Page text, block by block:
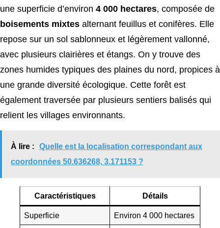
une superficie d’environ 4 000 hectares, composée de
boisements mixtes alternant feuillus et conifères. Elle
repose sur un sol sablonneux et légèrement vallonné,
avec plusieurs clairières et étangs. On y trouve des
zones humides typiques des plaines du nord, propices à
une grande diversité écologique. Cette forêt est
également traversée par plusieurs sentiers balisés qui
relient les villages environnants.
À lire :
Quelle est la localisation correspondant aux
coordonnées 50.636268, 3.171153 ?
Caractéristiques Détails
Superficie Environ 4 000 hectares